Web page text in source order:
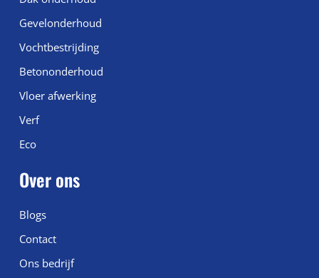
Gevelonderhoud
Vochtbestrijding
Betononderhoud
Vloer afwerking
Verf
Eco
Over ons
Blogs
Contact
Ons bedrijf